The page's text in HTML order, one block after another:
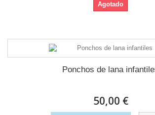
Agotado
Ponchos de lana
50,00 €